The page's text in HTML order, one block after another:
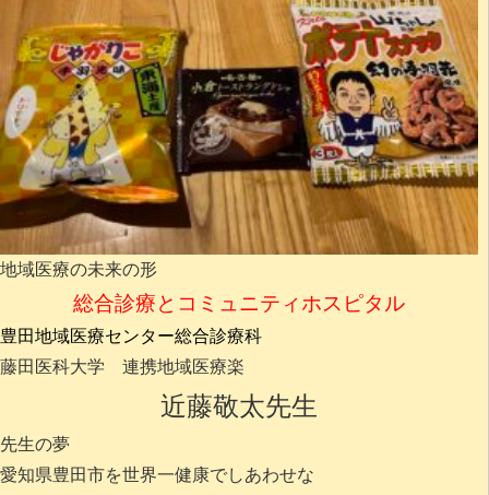
地域医療の未来の形
総合診療とコミュニティホスピタル
豊田地域医療センター総合診療科
藤田医科大学 連携地域医療楽
近藤敬太先生
先生の夢
愛知県豊田市を世界一健康でしあわせな